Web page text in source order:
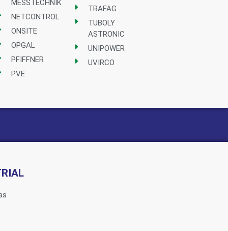
MESSTECHNIK
NETCONTROL
ONSITE
OPGAL
PFIFFNER
PVE
TRAFAG
TUBOLY
ASTRONIC
UNIPOWER
UVIRCO